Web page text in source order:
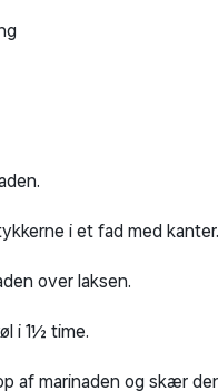
i et fad med kanter.
over laksen.
i 1½ time.
af marinaden og skær